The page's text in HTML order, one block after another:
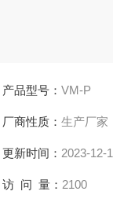
产品型号： VM-P
厂商性质： 生产厂家
更新时间： 2023-12-
访 问 量： 2100